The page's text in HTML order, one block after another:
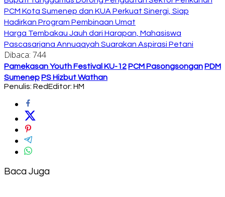
PCM Kota Sumenep dan KUA Perkuat Sinergi, Siap
Hadirkan Program Pembinaan Umat
Harga Tembakau Jauh dari Harapan, Mahasiswa
Pascasarjana Annuqayah Suarakan Aspirasi Petani
Dibaca: 744
Pamekasan Youth Festival KU-12 PCM Pasongsongan PDM
Sumenep PS Hizbut Wathan
Penulis: RedEditor: HM
Baca Juga